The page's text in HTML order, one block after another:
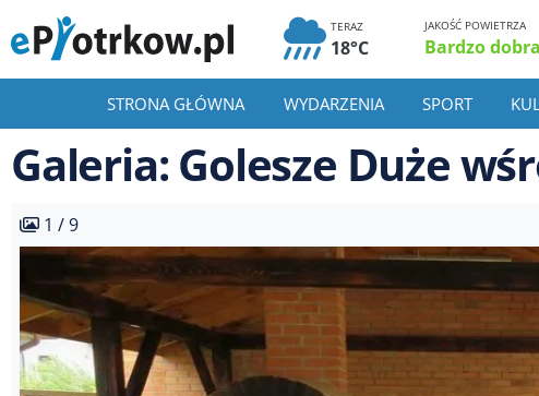
TERAZ
18°C
JAKOŚĆ POWIETRZA
Bardzo dobra
STRONA GŁÓWNA WYDARZENIA SPORT
Galeria: Golesze Duże
1 / 9